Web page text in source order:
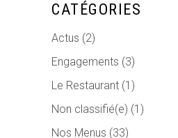
CATÉGORIES
Actus (2)
Engagements (3)
Le Restaurant (1)
Non classifié(e) (1)
Nos Menus (33)